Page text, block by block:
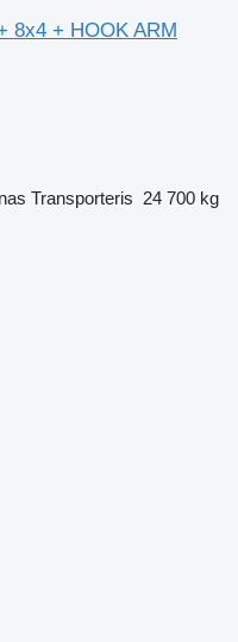
8x4 + HOOK ARM
Transporteris 24 700 kg